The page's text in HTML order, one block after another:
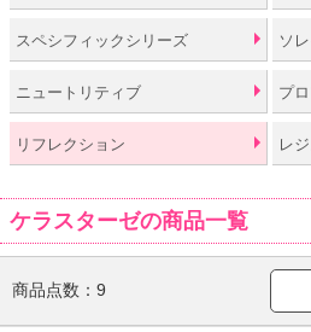
スペシフィックシリーズ ソ
ニュートリティブ プ
リフレクション レ
ケラスターゼの商品一覧
商品点数： 9